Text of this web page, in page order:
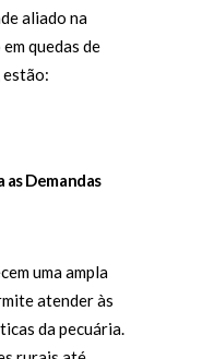
aliado na
quedas de
estão:
Demandas
uma ampla
atender às
da pecuária.